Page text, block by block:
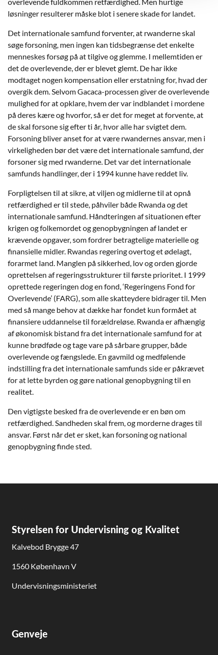
løsninger resulterer måske blot i senere skade for landet.
Det internationale samfund forventer, at rwanderne skal
søge forsoning, men ingen kan tidsbegrænse det enkelte
menneskes forsøg på at tilgive og glemme. I mellemtiden er
det de overlevende, der er blevet glemt. De har ikke
modtaget nogen kompensation eller erstatning for, hvad der
overgik dem. Selvom Gacaca-processen giver de overlevende
mulighed for at opklare, hvem der var indblandet i mordene
på deres kære og hvorfor, så er det for meget at forvente, at
de skal forsone sig efter ti år, hvor alle har svigtet dem.
Forsoning bliver anset for at være rwandernes ansvar, men i
virkeligheden bør det være det internationale samfund, der
forsoner sig med rwanderne. Det var det internationale
samfunds handlinger, der i 1994 kunne have reddet liv.
Forpligtelsen til at sikre, at viljen og midlerne til at opnå
retfærdighed er til stede, påhviler både Rwanda og det
internationale samfund. Håndteringen af situationen efter
krigen og folkemordet og genopbygningen af landet er
krævende opgaver, som fordrer betragtelige materielle og
ﬁnansielle midler. Rwandas regering overtog et ødelagt,
forarmet land. Manglen på sikkerhed, lov og orden gjorde
oprettelsen af regeringsstrukturer til første prioritet. I 1999
oprettede regeringen dog en fond, ‘Regeringens Fond for
Overlevende’ (FARG), som alle skatteydere bidrager til. Men
med så mange behov at dække har fondet kun formået at
ﬁnansiere uddannelse til forældreløse. Rwanda er afhængig
af økonomisk bistand fra det internationale samfund for at
kunne brødføde og tage vare på sårbare grupper, både
overlevende og fængslede. En gavmild og medfølende
indstilling fra det internationale samfunds side er påkrævet
for at lette byrden og gøre national genopbygning til en
realitet.
Den vigtigste besked fra de overlevende er en bøn om
retfærdighed. Sandheden skal frem, og morderne drages til
ansvar. Først når det er sket, kan forsoning og national
genopbygning ﬁnde sted.
Styrelsen for Undervisning og Kvalitet
Kalvebod Brygge 47
1560 København V
Undervisningsministeriet
Genveje